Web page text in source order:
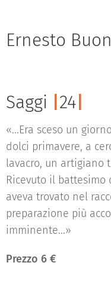
Ernesto
Saggi 24
«...Era sceso un
dolci primavere, a
lavacro, un artigiano
Ricevuto il battesimo
aveva trovato nel
preparazione più
imminente...»
Prezzo 6 €